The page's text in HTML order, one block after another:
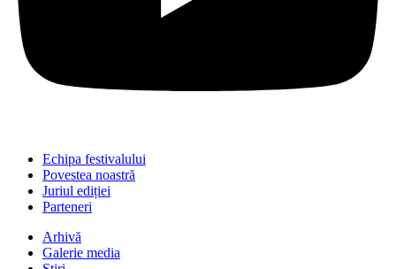
Echipa festivalului
Povestea noastră
Juriul ediției
Parteneri
Arhivă
Galerie media